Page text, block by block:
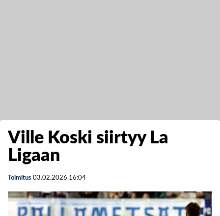
Ville Koski siirtyy La
Ligaan
Toimitus 03.02.2026 16:04